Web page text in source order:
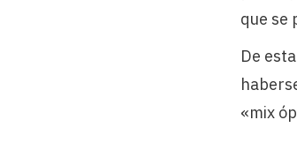
que se
De
«mix